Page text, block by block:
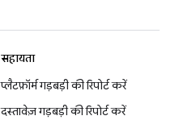
सहायता
प्लैटफ़ॉर्म गड़बड़ी की रिपोर्ट करें
दस्तावेज़ गड़बड़ी की रिपोर्ट करें